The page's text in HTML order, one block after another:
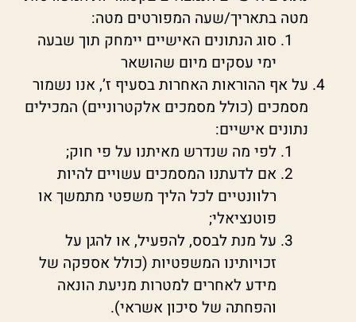
מטה בתאריך/שעה המפורטים מטה:
סוג הנתונים האישיים יימחק תוך שבעה
ימי עסקים מיום שהושאר
על אף ההוראות האחרות בסעיף ז’, אנו נשמור
מסמכים (כולל מסמכים אלקטרוניים) המכילים
נתונים אישיים:
לפי מה שנדרש מאיתנו על פי חוק;
אם לדעתנו המסמכים עשויים להיות
רלוונטיים לכל הליך משפטי מתמשך או
פוטנציאלי;
על מנת לבסס, להפעיל, או להגן על
זכויותינו המשפטיות (כולל אספקה של
מידע לאחרים למטרות מניעת הונאה
והפחתה של סיכון אשראי).